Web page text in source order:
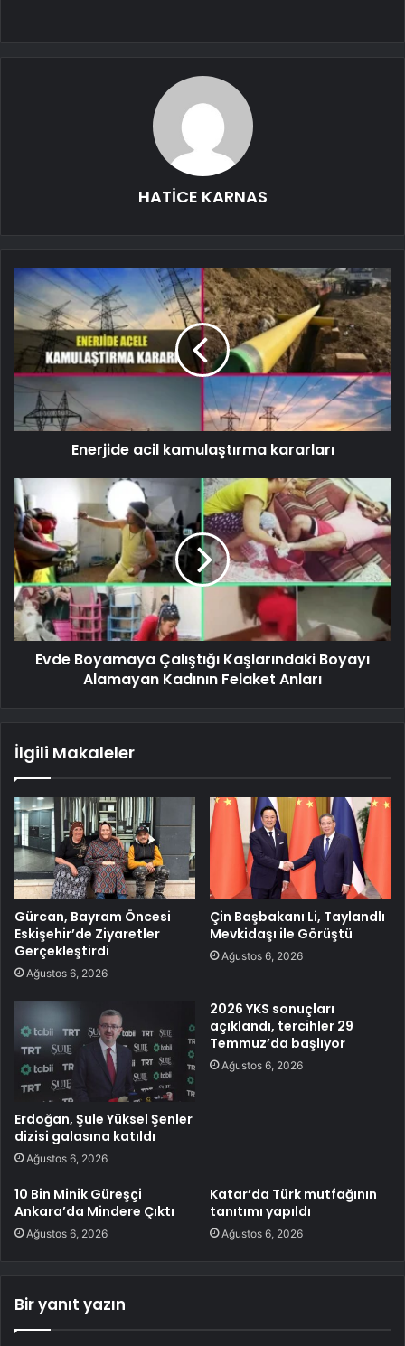
HATİCE KARNAS
Enerjide acil kamulaştırma kararları
Evde Boyamaya Çalıştığı Kaşlarındaki Boyayı
Alamayan Kadının Felaket Anları
İlgili Makaleler
Gürcan, Bayram Öncesi
Eskişehir’de Ziyaretler
Gerçekleştirdi
Ağustos 6, 2026
Çin Başbakanı Li, Taylandlı
Mevkidaşı ile Görüştü
Ağustos 6, 2026
Erdoğan, Şule Yüksel Şenler
dizisi galasına katıldı
Ağustos 6, 2026
2026 YKS sonuçları
açıklandı, tercihler 29
Temmuz’da başlıyor
Ağustos 6, 2026
10 Bin Minik Güreşçi
Ankara’da Mindere Çıktı
Ağustos 6, 2026
Katar’da Türk mutfağının
tanıtımı yapıldı
Ağustos 6, 2026
Bir yanıt yazın